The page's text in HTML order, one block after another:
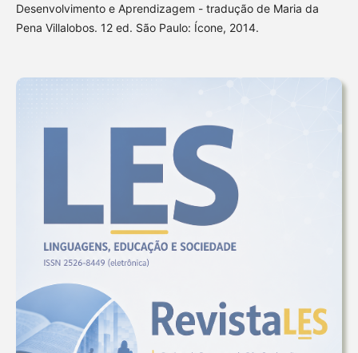
Desenvolvimento e Aprendizagem - tradução de Maria da
Pena Villalobos. 12 ed. São Paulo: Ícone, 2014.